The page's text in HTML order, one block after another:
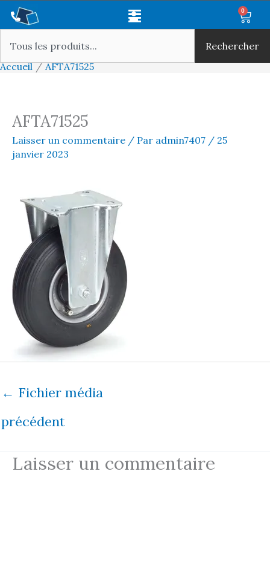
Aller
contenu
Main
0
Rechercher
Accueil
AFTA71525
AFTA71525
Laisser un commentaire / Par admin7407 / 25
janvier 2023
← Fichier média
précédent
Laisser un commentaire